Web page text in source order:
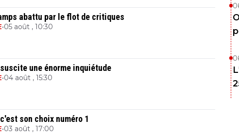
abattu par le flot de critiques
•05 août , 10:30
une énorme inquiétude
•04 août , 15:30
son choix numéro 1
•03 août , 17:00